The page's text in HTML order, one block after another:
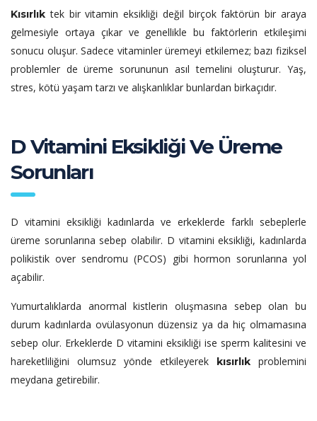
Kısırlıktek bir vitamin eksikliği değil birçok faktörün bir araya
gelmesiyle ortaya çıkar ve genellikle bu faktörlerin etkileşimi
sonucu oluşur. Sadece vitaminler üremeyi etkilemez; bazı fiziksel
problemler de üreme sorununun asıl temelini oluşturur. Yaş,
stres, kötü yaşam tarzı ve alışkanlıklar bunlardan birkaçıdır.
D Vitamini Eksikliği Ve Üreme
Sorunları
D vitamini eksikliği kadınlarda ve erkeklerde farklı sebeplerle
üreme sorunlarına sebep olabilir. D vitamini eksikliği, kadınlarda
polikistik over sendromu (PCOS) gibi hormon sorunlarına yol
açabilir.
Yumurtalıklarda anormal kistlerin oluşmasına sebep olan bu
durum kadınlarda ovülasyonun düzensiz ya da hiç olmamasına
sebep olur. Erkeklerde D vitamini eksikliği ise sperm kalitesini ve
hareketliliğini olumsuz yönde etkileyerek kısırlık problemini
meydana getirebilir.